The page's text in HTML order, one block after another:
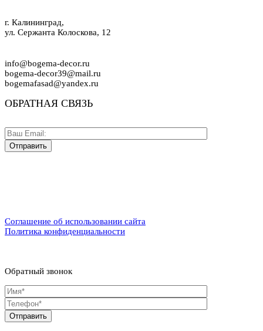
г. Калининград,
ул. Сержанта Колоскова, 12
info@bogema-decor.ru
bogema-decor39@mail.ru
bogemafasad@yandex.ru
ОБРАТНАЯ СВЯЗЬ
Соглашение об использовании сайта
Политика конфиденциальности
Обратный звонок